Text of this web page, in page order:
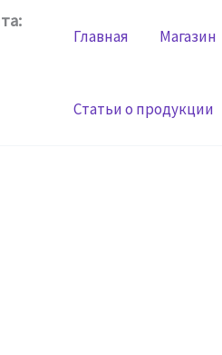
Главная Магазин
Статьи о продукции